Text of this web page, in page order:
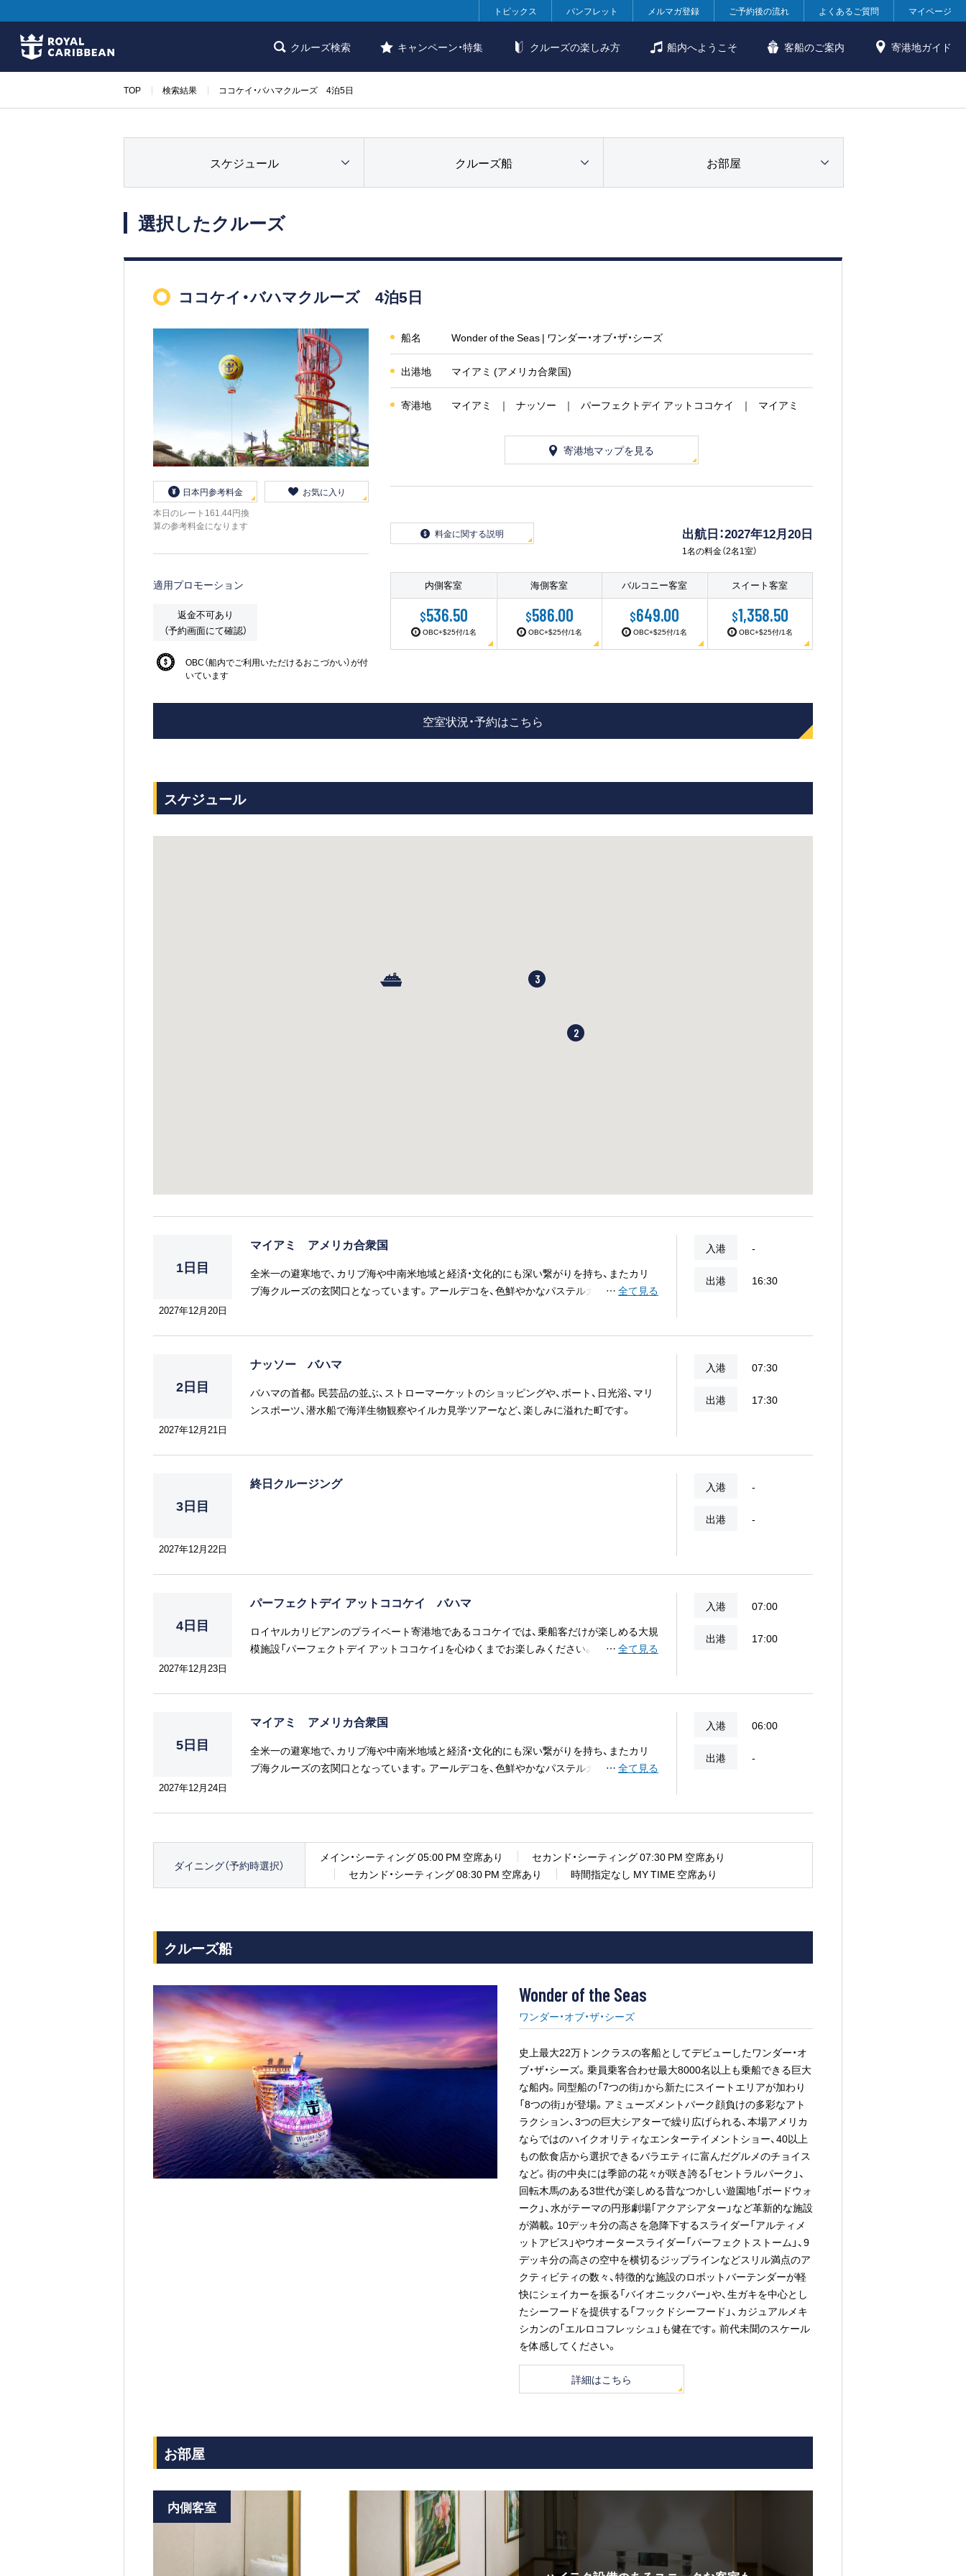
トピックス パンフレット メルマガ登録 ご予約後の流れ よくあるご質問 マイページ
クルーズ検索 キャンペーン・特集 クルーズの楽しみ方 船内へようこそ 客船のご案内 寄港地ガイド
TOP 検索結果 ココケイ・バハマクルーズ 4泊5日
スケジュール クルーズ船 お部屋
選択したクルーズ
ココケイ・バハマクルーズ 4泊5日
船名 Wonder of the Seas | ワンダー・オブ・ザ・シーズ
出港地 マイアミ (アメリカ合衆国)
寄港地 マイアミ ナッソー パーフェクトデイ アットココケイ マイアミ
寄港地マップを見る
出航日：2027年12月20日
1名の料金（2名1室）
料金に関する説明
内側客室
$536.50
OBC+$25付/1名
海側客室
$586.00
OBC+$25付/1名
バルコニー客室
$649.00
OBC+$25付/1名
スイート客室
$1,358.50
OBC+$25付/1名
日本円参考料金
本日のレート161.44円換
算の参考料金になります
お気に入り
適用プロモーション
返金不可あり
（予約画面にて確認）
OBC（船内でご利用いただけるおこづかい）が付
いています
空室状況・予約はこちら
スケジュール
2
3
1日目
2027年12月20日
マイアミ アメリカ合衆国
全米一の避寒地で、カリブ海や中南米地域と経済・文化的にも深い繋がりを持ち、またカリ
ブ海クルーズの玄関口となっています。アールデコを、色鮮やかなパステルカラーで独自の
… 全て見る
入港 -
出港 16:30
2日目
2027年12月21日
ナッソー バハマ
バハマの首都。民芸品の並ぶ、ストローマーケットのショッピングや、ボート、日光浴、マリ
ンスポーツ、潜水船で海洋生物観察やイルカ見学ツアーなど、楽しみに溢れた町です。
入港 07:30
出港 17:30
3日目
2027年12月22日
終日クルージング 入港 -
出港 -
4日目
2027年12月23日
パーフェクトデイ アットココケイ バハマ
ロイヤルカリビアンのプライベート寄港地であるココケイでは、乗船客だけが楽しめる大規
模施設「パーフェクトデイ アットココケイ」を心ゆくまでお楽しみください。北米一の高さ
https://media.mikicruise.jp/pdf/5d2d6140fff65228a88f1758.pdf
… 全て見る
入港 07:00
出港 17:00
5日目
2027年12月24日
マイアミ アメリカ合衆国
全米一の避寒地で、カリブ海や中南米地域と経済・文化的にも深い繋がりを持ち、またカリ
ブ海クルーズの玄関口となっています。アールデコを、色鮮やかなパステルカラーで独自の
… 全て見る
入港 06:00
出港 -
ダイニング（予約時選択）
メイン・シーティング 05:00 PM 空席あり
セカンド・シーティング 07:30 PM 空席あり
セカンド・シーティング 08:30 PM 空席あり
時間指定なし MY TIME 空席あり
クルーズ船
Wonder of the Seas
ワンダー・オブ・ザ・シーズ
史上最大22万トンクラスの客船としてデビューしたワンダー・オ
ブ・ザ・シーズ。乗員乗客合わせ最大8000名以上も乗船できる巨大
な船内。同型船の「7つの街」から新たにスイートエリアが加わり
「8つの街」が登場。アミューズメントパーク顔負けの多彩なアト
ラクション、3つの巨大シアターで繰り広げられる、本場アメリカ
ならではのハイクオリティなエンターテイメントショー、40以上
もの飲食店から選択できるバラエティに富んだグルメのチョイス
など。街の中央には季節の花々が咲き誇る｢セントラルパーク」、
回転木馬のある3世代が楽しめる昔なつかしい遊園地「ボードウォ
ーク」、水がテーマの円形劇場｢アクアシアター」など革新的な施設
が満載。10デッキ分の高さを急降下するスライダー「アルティメ
ットアビス」やウオータースライダー「パーフェクトストーム」、9
デッキ分の高さの空中を横切るジップラインなどスリル満点のア
クティビティの数々、特徴的な施設のロボットバーテンダーが軽
快にシェイカーを振る「バイオニックバー」や、生ガキを中心とし
たシーフードを提供する「フックドシーフード」、カジュアルメキ
シカンの「エルロコフレッシュ」も健在です。前代未聞のスケール
を体感してください。
詳細はこちら
お部屋
内側客室